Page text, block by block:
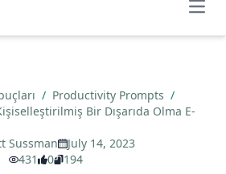
/ Productivity Prompts /
Bir Dışarıda Olma E-
Sussman
July 14, 2023
431
0 194